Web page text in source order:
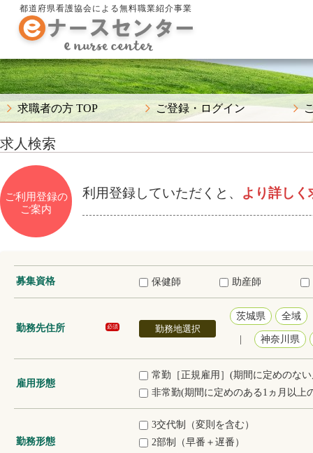
都道府県看護協会による無料職業紹介事業
求職者の方 TOP ご登録・ログイン
求人検索
ご利用登録の
ご案内
利用登録していただくと、 より詳しく
募集資格 保健師 助産師
勤務先住所 必須 勤務地選択
茨城県 全域
神奈川県
雇用形態
常勤［正規雇用］(期間に定めのな
非常勤(期間に定めのある1ヵ月以上
勤務形態
3交代制（変則を含む）
2部制（早番＋遅番）